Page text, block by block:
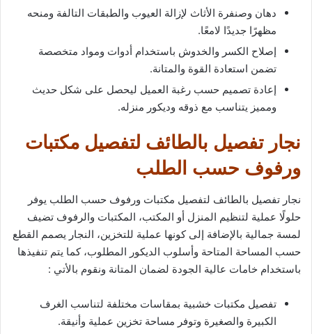
دهان وصنفرة الأثاث لإزالة العيوب والطبقات التالفة ومنحه
مظهرًا جديدًا لامعًا.
إصلاح الكسر والخدوش باستخدام أدوات ومواد متخصصة
تضمن استعادة القوة والمتانة.
إعادة تصميم حسب رغبة العميل ليحصل على شكل حديث
ومميز يتناسب مع ذوقه وديكور منزله.
نجار تفصيل بالطائف لتفصيل مكتبات
ورفوف حسب الطلب
نجار تفصيل بالطائف لتفصيل مكتبات ورفوف حسب الطلب يوفر
حلولًا عملية لتنظيم المنزل أو المكتب، المكتبات والرفوف تضيف
لمسة جمالية بالإضافة إلى كونها عملية للتخزين، النجار يصمم القطع
حسب المساحة المتاحة وأسلوب الديكور المطلوب، كما يتم تنفيذها
باستخدام خامات عالية الجودة لضمان المتانة ونقوم بالأتي :
تفصيل مكتبات خشبية بمقاسات مختلفة لتناسب الغرف
الكبيرة والصغيرة وتوفر مساحة تخزين عملية وأنيقة.